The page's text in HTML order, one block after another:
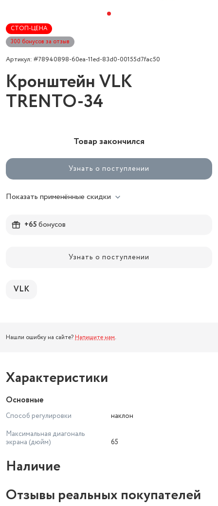
СТОП-ЦЕНА
300 бонусов за отзыв
Артикул: #78940898-60ea-11ed-83d0-00155d7fac50
Кронштейн VLK
TRENTO-34
Товар закончился
Узнать о поступлении
Показать применённые скидки
+65бонусов
Узнать о поступлении
VLK
Нашли ошибку на сайте? Напишите нам.
Характеристики
Основные
Способ регулировки
наклон
Максимальная диагональ
экрана (дюйм)
65
Наличие
Отзывы реальных покупателей